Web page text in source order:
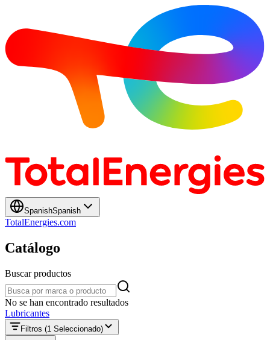
SpanishSpanish
TotalEnergies.com
Catálogo
Buscar productos
Buscar productos
No se han encontrado resultados
Lubricantes
Filtros (1 Seleccionado)